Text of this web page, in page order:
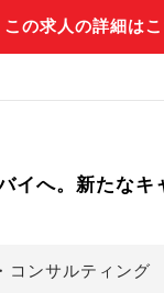
この求人の詳細は
イへ。新たな
コンサルティング